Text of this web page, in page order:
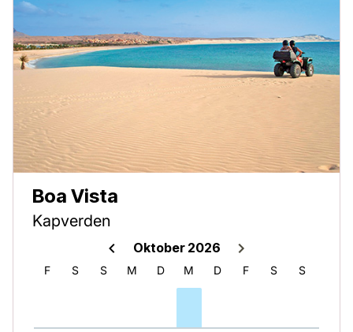
Boa Vista
Kapverden
Oktober 2026
F S S M D M D F S S